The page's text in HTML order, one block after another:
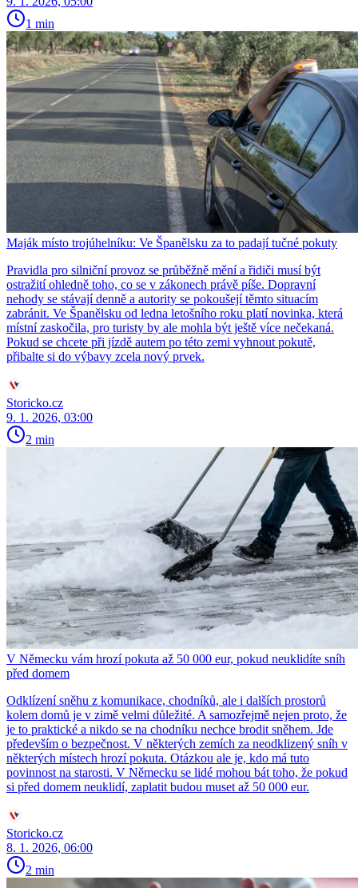
1 min
Maják místo trojúhelníku: Ve Španělsku za to padají tučné pokuty
Pravidla pro silniční provoz se průběžně mění a řidiči musí být
ostražití ohledně toho, co se v zákonech právě píše. Dopravní
nehody se stávají denně a autority se pokoušejí těmto situacím
zabránit. Ve Španělsku od ledna letošního roku platí novinka, která
místní zaskočila, pro turisty by ale mohla být ještě více nečekaná.
Pokud se chcete při jízdě autem po této zemi vyhnout pokutě,
přibalte si do výbavy zcela nový prvek.
Storicko.cz
9. 1. 2026, 03:00
2 min
V Německu vám hrozí pokuta až 50 000 eur, pokud neuklidíte sníh
před domem
Odklízení sněhu z komunikace, chodníků, ale i dalších prostorů
kolem domů je v zimě velmi důležité. A samozřejmě nejen proto, že
je to praktické a nikdo se na chodníku nechce brodit sněhem. Jde
především o bezpečnost. V některých zemích za neodklizený sníh v
některých místech hrozí pokuta. Otázkou ale je, kdo má tuto
povinnost na starosti. V Německu se lidé mohou bát toho, že pokud
si před domem neuklidí, zaplatit budou muset až 50 000 eur.
Storicko.cz
8. 1. 2026, 06:00
2 min